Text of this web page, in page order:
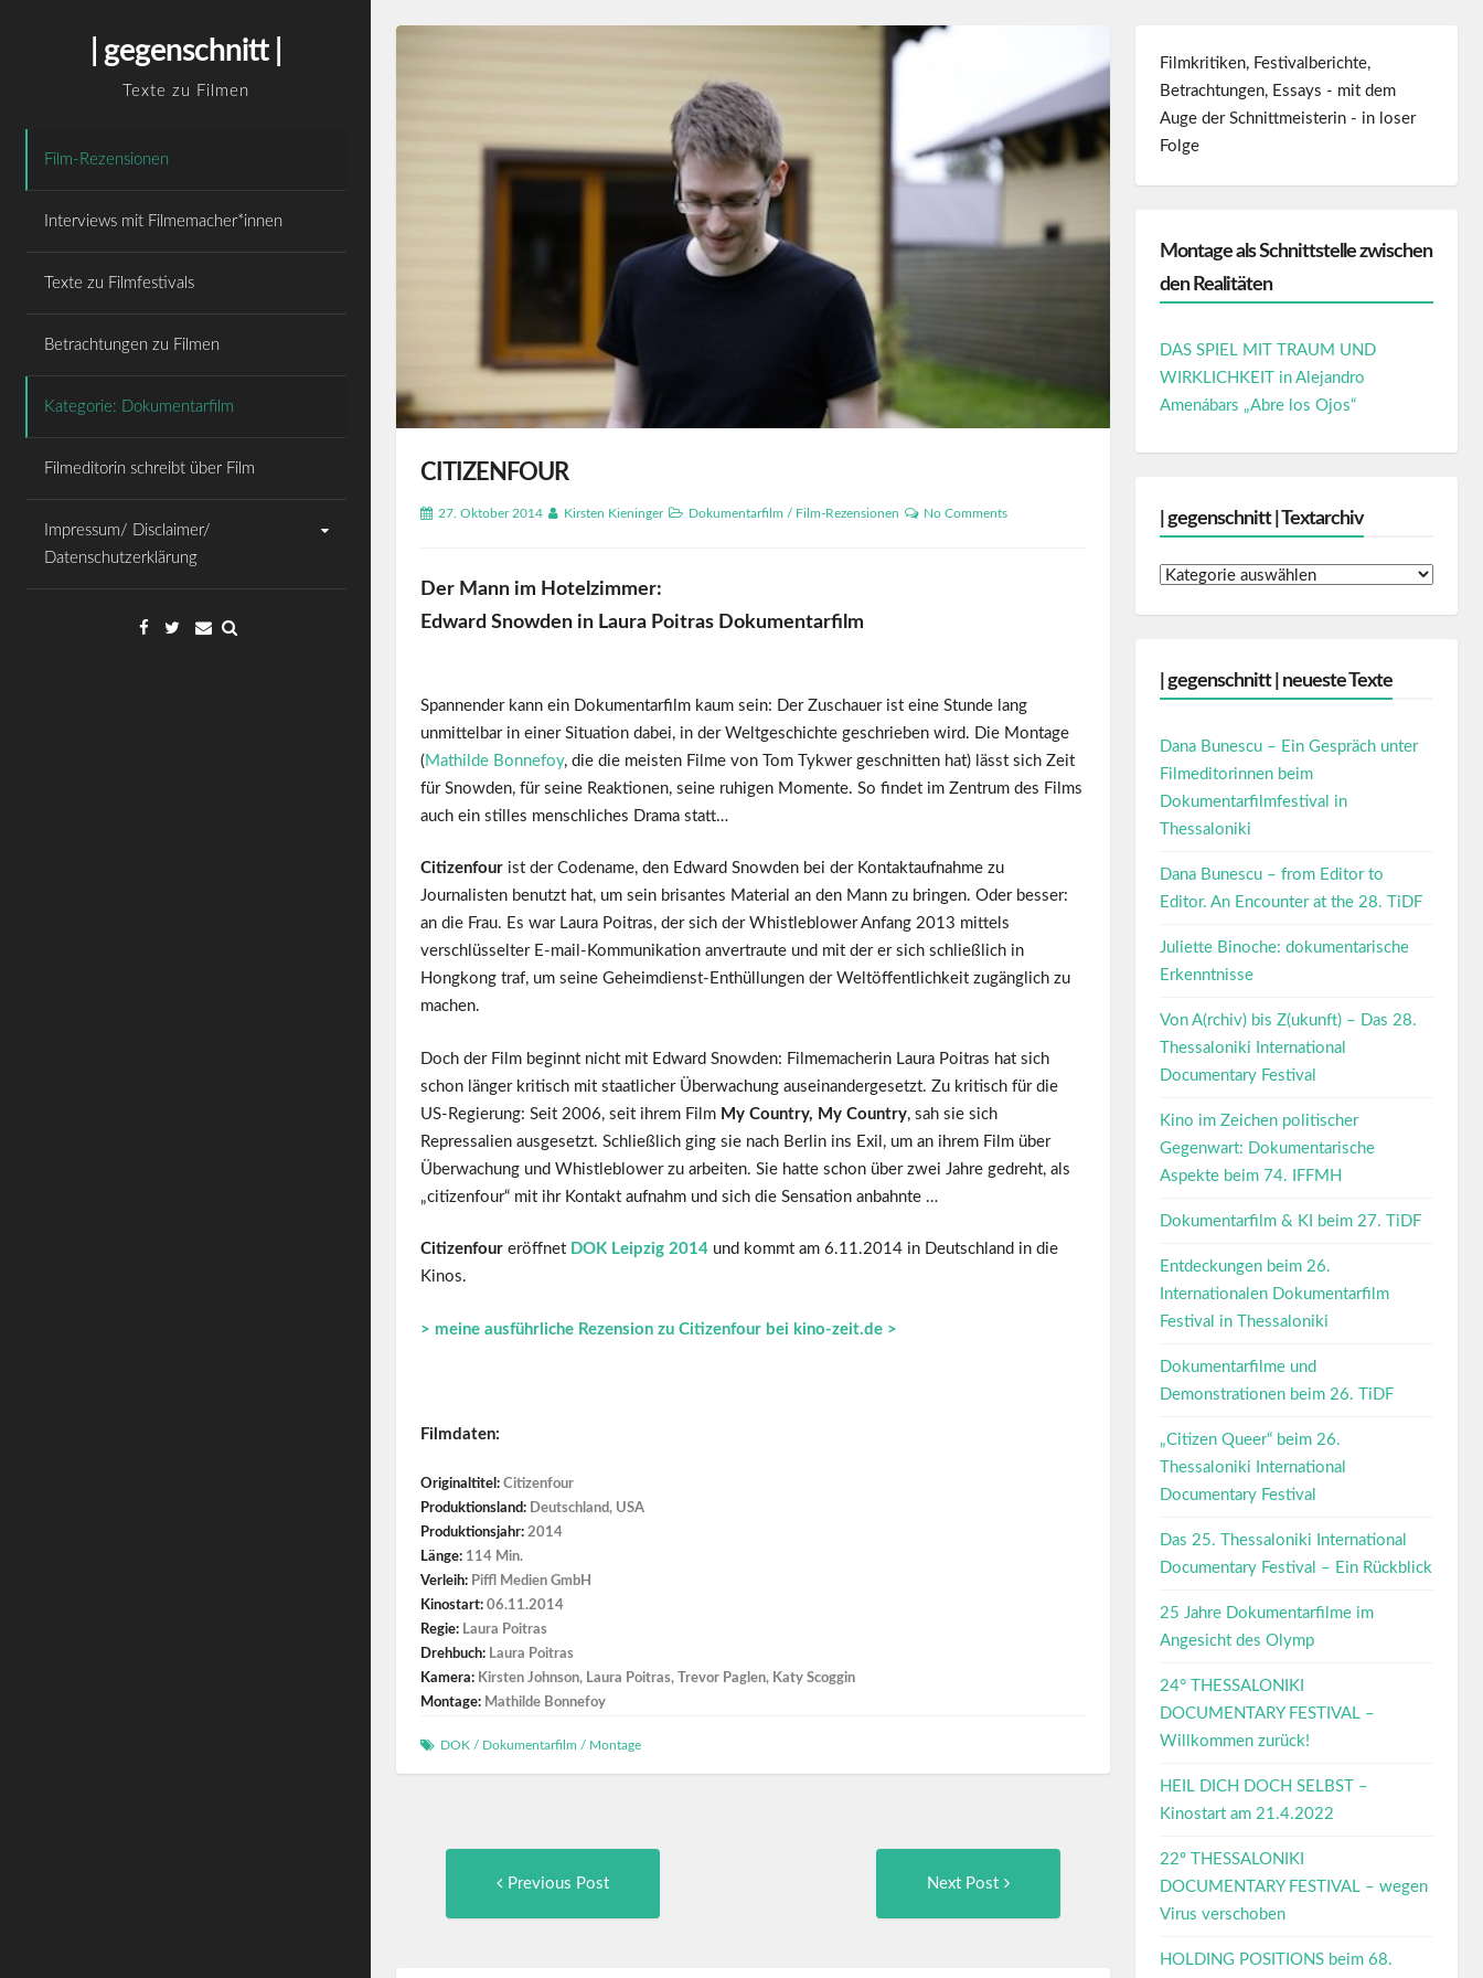
| gegenschnitt |
Texte zu Filmen
Film-Rezensionen
Interviews mit Filmemacher*innen
Texte zu Filmfestivals
Betrachtungen zu Filmen
Kategorie: Dokumentarfilm
Filmeditorin schreibt über Film
Impressum/ Disclaimer/
Datenschutzerklärung
Facebook
TwitterEmail
CITIZENFOUR
27. Oktober 2014 Kirsten Kieninger Dokumentarfilm / Film-Rezensionen No Comments
Der Mann im Hotelzimmer:
Edward Snowden in Laura Poitras Dokumentarfilm
Spannender kann ein Dokumentarfilm kaum sein: Der Zuschauer ist eine Stunde lang
unmittelbar in einer Situation dabei, in der Weltgeschichte geschrieben wird. Die Montage
( Mathilde Bonnefoy, die die meisten Filme von Tom Tykwer geschnitten hat) lässt sich Zeit
für Snowden, für seine Reaktionen, seine ruhigen Momente. So findet im Zentrum des Films
auch ein stilles menschliches Drama statt…
Citizenfour ist der Codename, den Edward Snowden bei der Kontaktaufnahme zu
Journalisten benutzt hat, um sein brisantes Material an den Mann zu bringen. Oder besser:
an die Frau. Es war Laura Poitras, der sich der Whistleblower Anfang 2013 mittels
verschlüsselter E-mail-Kommunikation anvertraute und mit der er sich schließlich in
Hongkong traf, um seine Geheimdienst-Enthüllungen der Weltöffentlichkeit zugänglich zu
machen.
Doch der Film beginnt nicht mit Edward Snowden: Filmemacherin Laura Poitras hat sich
schon länger kritisch mit staatlicher Überwachung auseinandergesetzt. Zu kritisch für die
US-Regierung: Seit 2006, seit ihrem Film My Country, My Country, sah sie sich
Repressalien ausgesetzt. Schließlich ging sie nach Berlin ins Exil, um an ihrem Film über
Überwachung und Whistleblower zu arbeiten. Sie hatte schon über zwei Jahre gedreht, als
„citizenfour“ mit ihr Kontakt aufnahm und sich die Sensation anbahnte …
Citizenfour eröffnet DOK Leipzig 2014 und kommt am 6.11.2014 in Deutschland in die
Kinos.
> meine ausführliche Rezension zu Citizenfour bei kino-zeit.de >
Filmdaten:
Originaltitel: Citizenfour
Produktionsland: Deutschland, USA
Produktionsjahr: 2014
Länge: 114 Min.
Verleih: Piffl Medien GmbH
Kinostart: 06.11.2014
Regie: Laura Poitras
Drehbuch: Laura Poitras
Kamera: Kirsten Johnson, Laura Poitras, Trevor Paglen, Katy Scoggin
Montage: Mathilde Bonnefoy
DOK / Dokumentarfilm / Montage
Post
navigation
Previous Post Next Post
Filmkritiken, Festivalberichte,
Betrachtungen, Essays - mit dem
Auge der Schnittmeisterin - in loser
Folge
Montage als Schnittstelle zwischen
den Realitäten
DAS SPIEL MIT TRAUM UND
WIRKLICHKEIT in Alejandro
Amenábars „Abre los Ojos“
| gegenschnitt | Textarchiv
| gegenschnitt | neueste Texte
Dana Bunescu – Ein Gespräch unter
Filmeditorinnen beim
Dokumentarfilmfestival in
Thessaloniki
Dana Bunescu – from Editor to
Editor. An Encounter at the 28. TiDF
Juliette Binoche: dokumentarische
Erkenntnisse
Von A(rchiv) bis Z(ukunft) – Das 28.
Thessaloniki International
Documentary Festival
Kino im Zeichen politischer
Gegenwart: Dokumentarische
Aspekte beim 74. IFFMH
Dokumentarfilm & KI beim 27. TiDF
Entdeckungen beim 26.
Internationalen Dokumentarfilm
Festival in Thessaloniki
Dokumentarfilme und
Demonstrationen beim 26. TiDF
„Citizen Queer“ beim 26.
Thessaloniki International
Documentary Festival
Das 25. Thessaloniki International
Documentary Festival – Ein Rückblick
25 Jahre Dokumentarfilme im
Angesicht des Olymp
24° THESSALONIKI
DOCUMENTARY FESTIVAL –
Willkommen zurück!
HEIL DICH DOCH SELBST –
Kinostart am 21.4.2022
22º THESSALONIKI
DOCUMENTARY FESTIVAL – wegen
Virus verschoben
HOLDING POSITIONS beim 68.